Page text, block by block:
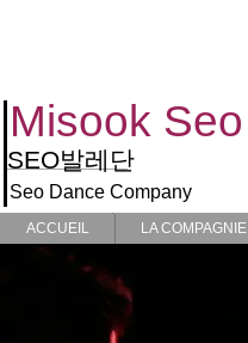
Misook Seo​
SEO발레단
Seo Dance Company
ACCUEIL LA COMPAGNIE
ACCUEIL LA COMPAGNIE